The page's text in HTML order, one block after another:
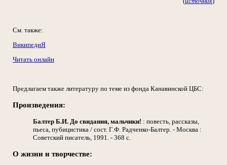
См. также:
ВикипедиЯ
Читать онлайн
Предлагаем также литературу по теме из фонда Канавинской ЦБС:
Произведения:
Балтер Б.И. До свидания, мальчики! : повесть, рассказы,
пьеса, пубицистика / сост. Г.Ф. Радченко-Балтер. - Москва :
Советский писатель, 1991. - 368 с.
О жизни и творчестве: